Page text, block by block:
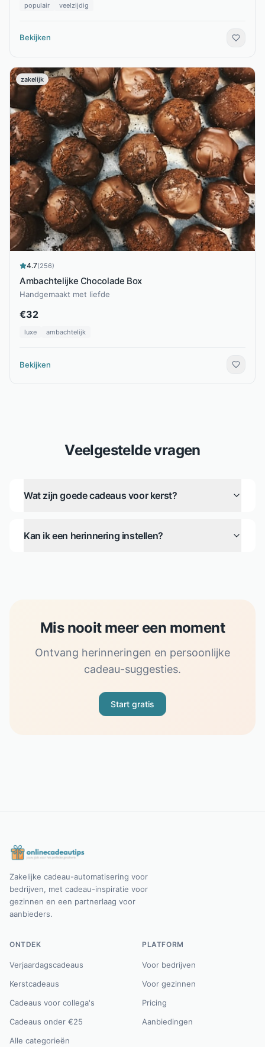
populair veelzijdig
Bekijken
zakelijk
4.7(256)
Ambachtelijke Chocolade Box
Handgemaakt met liefde
€32
luxe ambachtelijk
Bekijken
Veelgestelde vragen
Wat zijn goede cadeaus voor kerst?
Kan ik een herinnering instellen?
Mis nooit meer een moment
Ontvang herinneringen en persoonlijke
cadeau-suggesties.
Start gratis
Zakelijke cadeau-automatisering voor
bedrijven, met cadeau-inspiratie voor
gezinnen en een partnerlaag voor
aanbieders.
ONTDEK
Verjaardagscadeaus
Kerstcadeaus
Cadeaus voor collega's
Cadeaus onder €25
Alle categorieën
PLATFORM
Voor bedrijven
Voor gezinnen
Pricing
Aanbiedingen